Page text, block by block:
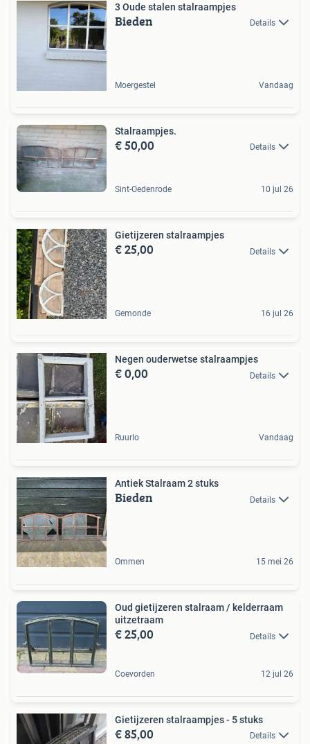
3 Oude stalen stalraampjes
Bieden Details
Moergestel Vandaag
Stalraampjes.
€ 50,00 Details
Sint-Oedenrode 10 jul 26
Gietijzeren stalraampjes
€ 25,00 Details
Gemonde 16 jul 26
Negen ouderwetse stalraampjes
€ 0,00 Details
Ruurlo Vandaag
Antiek Stalraam 2 stuks
Bieden Details
Ommen 15 mei 26
Oud gietijzeren stalraam / kelderraam
uitzetraam
€ 25,00 Details
Coevorden 12 jul 26
Gietijzeren stalraampjes - 5 stuks
€ 85,00 Details